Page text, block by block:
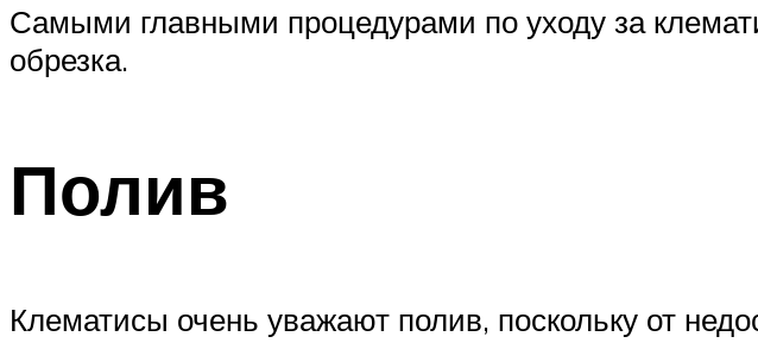
Самыми главными процедурами по уходу за
обрезка.
Полив
Клематисы очень уважают полив, поскольку от